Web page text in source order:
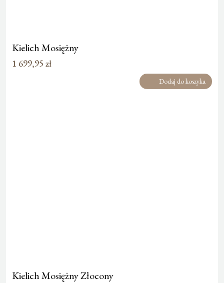
Kielich Mosiężny
1 699,95 zł
Dodaj do koszyka
Kielich Mosiężny Złocony